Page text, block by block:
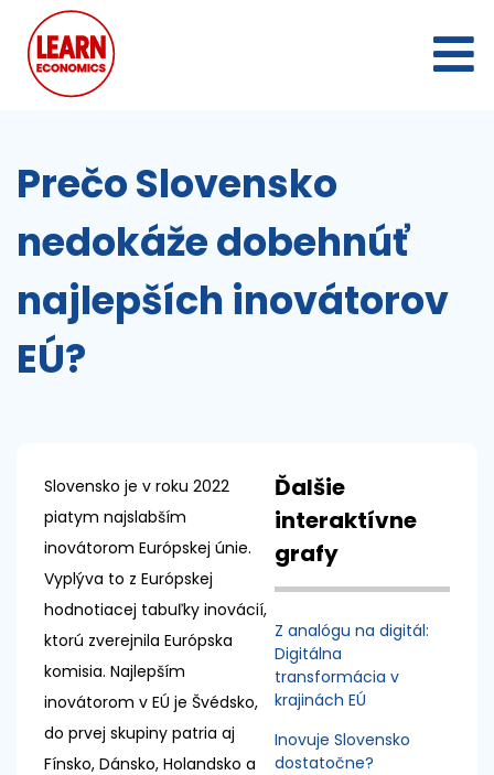
Prečo Slovensko
nedokáže dobehnúť
najlepších inovátorov
EÚ?
Slovensko je v roku 2022
piatym najslabším
inovátorom Európskej únie.
Vyplýva to z Európskej
hodnotiacej tabuľky inovácií,
ktorú zverejnila Európska
komisia. Najlepším
inovátorom v EÚ je Švédsko,
do prvej skupiny patria aj
Fínsko, Dánsko, Holandsko a
Ďalšie
interaktívne
grafy
Z analógu na digitál:
Digitálna
transformácia v
krajinách EÚ
Inovuje Slovensko
dostatočne?